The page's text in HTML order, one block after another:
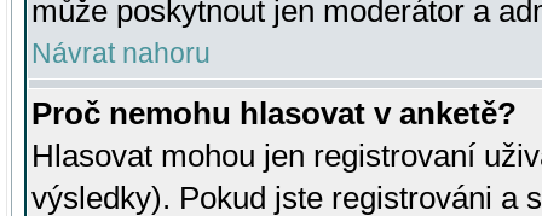
může poskytnout jen moderátor a
Návrat nahoru
Proč nemohu hlasovat v anketě?
Hlasovat mohou jen registrovaní
výsledky). Pokud jste registrováni a